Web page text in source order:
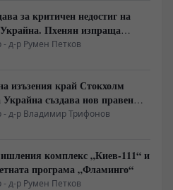
за критичен недостиг на
Пхенян изпраща
на военни технологии
д-р Румен Петков
изъзения край Стокхолм
създава нов правен
- д-р Владимир Трифонов
комплекс „Киев-111“ и
програма „Фламинго“
д-р Румен Петков